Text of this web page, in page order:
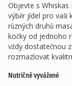
Objevte s
výběr jídel pro
různých druhů
kočky od jednoho
vždy dostatečnou
rozmazlovat
Nutričně vyvážené